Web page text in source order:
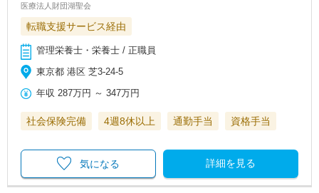
医療法人財団湖聖会
転職支援サービス経由
管理栄養士・栄養士 / 正職員
東京都 港区 芝3-24-5
年収 287万円 ～347万円
社会保険完備 4週8休以上 通勤手当 資格手当
詳細を見る
気になる